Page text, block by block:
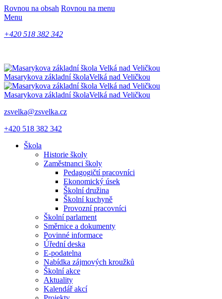
Rovnou na obsah Rovnou na menu
Menu
+420 518 382 342
Masarykova základní školaVelká nad Veličkou
Masarykova základní školaVelká nad Veličkou
zsvelka@zsvelka.cz
+420 518 382 342
Škola
Historie školy
Zaměstnanci školy
Pedagogičtí pracovníci
Ekonomický úsek
Školní družina
Školní kuchyně
Provozní pracovníci
Školní parlament
Směrnice a dokumenty
Povinné informace
Úřední deska
E-podatelna
Nabídka zájmových kroužků
Školní akce
Aktuality
Kalendář akcí